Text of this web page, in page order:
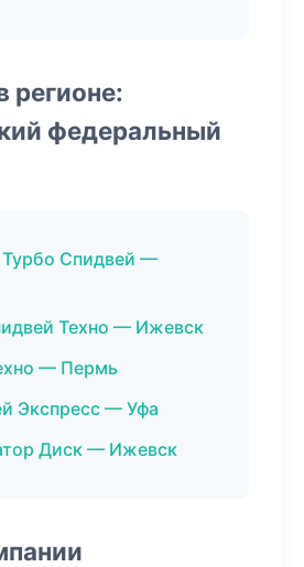
регионе:
федеральный
Турбо Спидвей —
Техно — Ижевск
— Пермь
Экспресс — Уфа
Диск — Ижевск